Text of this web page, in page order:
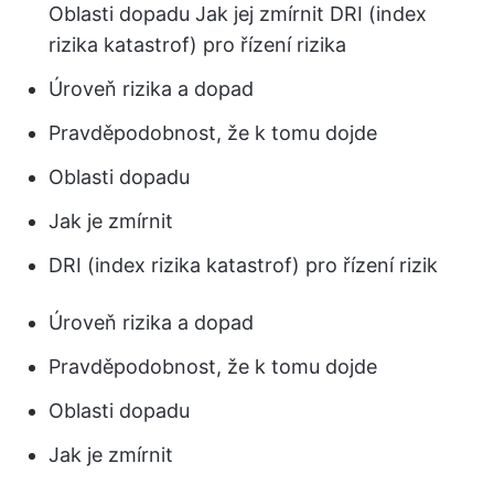
Oblasti dopadu Jak jej zmírnit DRI (index
rizika katastrof) pro řízení rizika
Úroveň rizika a dopad
Pravděpodobnost, že k tomu dojde
Oblasti dopadu
Jak je zmírnit
DRI (index rizika katastrof) pro řízení rizik
Úroveň rizika a dopad
Pravděpodobnost, že k tomu dojde
Oblasti dopadu
Jak je zmírnit